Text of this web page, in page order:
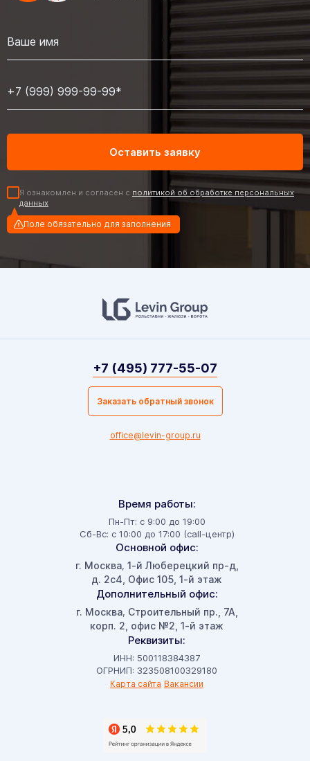
Я ознакомлен и согласен с политикой об обработке персональных
данных
Поле обязательно для заполнения
Время работы:
Пн-Пт: с 9:00 до 19:00
Сб-Вс: с 10:00 до 17:00 (call-центр)
Основной офис:
г. Москва, 1-й Люберецкий пр-д,
д. 2с4, Офис 105, 1-й этаж
Дополнительный офис:
г. Москва, Строительный пр., 7А,
корп. 2, офис №2, 1-й этаж
Реквизиты:
ИНН: 500118384387
ОГРНИП: 323508100329180
Карта сайта Вакансии
+7 (495) 777-55-07
Заказать обратный звонок
office@levin-group.ru